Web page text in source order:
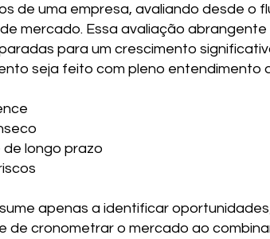
de uma empresa, avaliando desde o
mercado. Essa avaliação
para um crescimento
seja feito com pleno entendimento
longo prazo
apenas a identificar
de cronometrar o mercado ao